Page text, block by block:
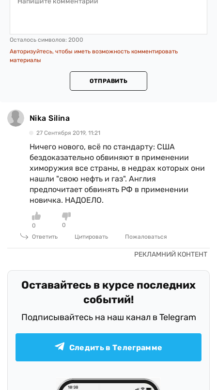
Осталось символов: 2000
Авторизуйтесь, чтобы иметь возможность комментировать
материалы
ОТПРАВИТЬ
Nika Silina
27 Сентября 2019, 11:21
Ничего нового, всё по стандарту: США
бездоказательно обвиняют в применении
химоружия все страны, в недрах которых они
нашли "свою нефть и газ". Англия
предпочитает обвинять РФ в применении
новичка. НАДОЕЛО.
0
0
Ответить
Цитировать Пожаловаться
Оставайтесь в курсе последних
событий!
Подписывайтесь на наш канал в Telegram
Следить в Телеграмме